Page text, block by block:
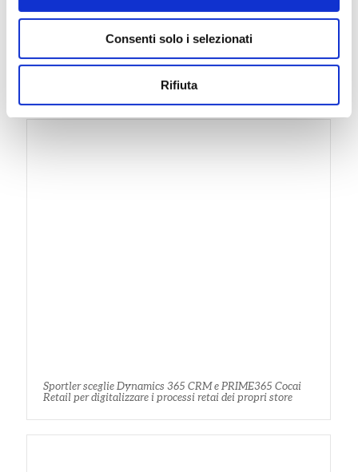
Consenti solo i selezionati
Rifiuta
Sportler sceglie Dynamics 365 CRM e PRIME365 Cocai
Retail per digitalizzare i processi retai dei propri store